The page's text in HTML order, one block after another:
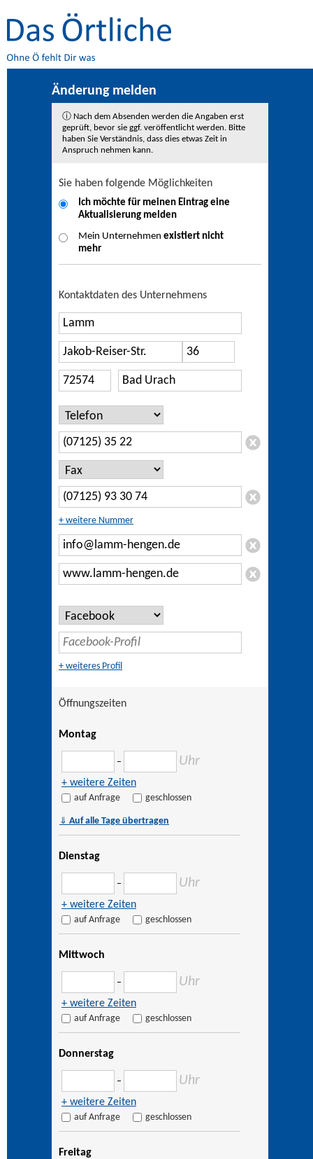
Änderung melden
ⓘ Nach dem Absenden werden die Angaben erst
geprüft, bevor sie ggf. veröffentlicht werden. Bitte
haben Sie Verständnis, dass dies etwas Zeit in
Anspruch nehmen kann.
Sie haben folgende Möglichkeiten
Ich möchte für meinen Eintrag eine
Aktualisierung melden
Mein Unternehmen existiert nicht
mehr
Kontaktdaten des Unternehmens
+ weitere Nummer
+ weiteres Profil
Öffnungszeiten
Montag
– Uhr
+ weitere Zeiten
auf Anfrage geschlossen
⇓ Auf alle Tage übertragen
Dienstag
– Uhr
+ weitere Zeiten
auf Anfrage geschlossen
Mittwoch
– Uhr
+ weitere Zeiten
auf Anfrage geschlossen
Donnerstag
– Uhr
+ weitere Zeiten
auf Anfrage geschlossen
Freitag